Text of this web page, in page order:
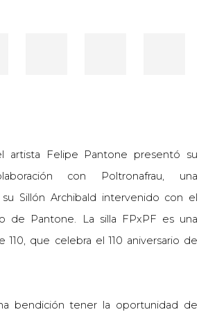
artista Felipe Pantone presentó su
con Poltronafrau, una
Sillón Archibald intervenido con el
de Pantone. La silla FPxPF es una
110, que celebra el 110 aniversario de
bendición tener la oportunidad de